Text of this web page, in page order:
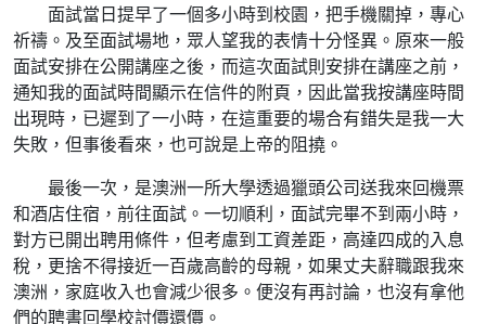
面試當日提早了一個多小時到校園，把手機關掉，專心
祈禱。及至面試場地，眾人望我的表情十分怪異。原來一般
面試安排在公開講座之後，而這次面試則安排在講座之前，
通知我的面試時間顯示在信件的附頁，因此當我按講座時間
出現時，已遲到了一小時，在這重要的場合有錯失是我一大
失敗，但事後看來，也可說是上帝的阻撓。
最後一次，是澳洲一所大學透過獵頭公司送我來回機票
和酒店住宿，前往面試。一切順利，面試完畢不到兩小時，
對方已開出聘用條件，但考慮到工資差距，高達四成的入息
稅，更捨不得接近一百歲高齡的母親，如果丈夫辭職跟我來
澳洲，家庭收入也會減少很多。便沒有再討論，也沒有拿他
們的聘書回學校討價還價。